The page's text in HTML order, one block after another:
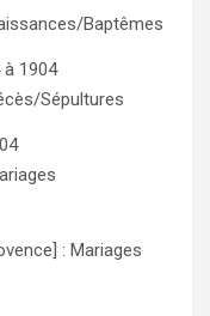
Baptêmes
1904
Sépultures
: Mariages